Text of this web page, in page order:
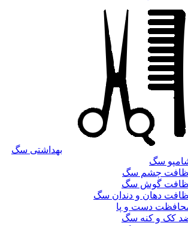
بهداشتی سگ
سگ
چشم سگ
گوش سگ
دهان و دندان سگ
دست و پا
کک و کنه سگ